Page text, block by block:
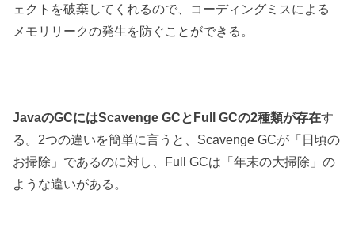
ェクトを破棄してくれるので、コーディングミスによる
メモリリークの発生を防ぐことができる。
JavaのGCにはScavenge GCとFull GCの2種類が存在す
る。2つの違いを簡単に言うと、 Scavenge GCが「日頃の
お掃除」 であるのに対し、 Full GCは「年末の大掃除」の
ような違いがある。